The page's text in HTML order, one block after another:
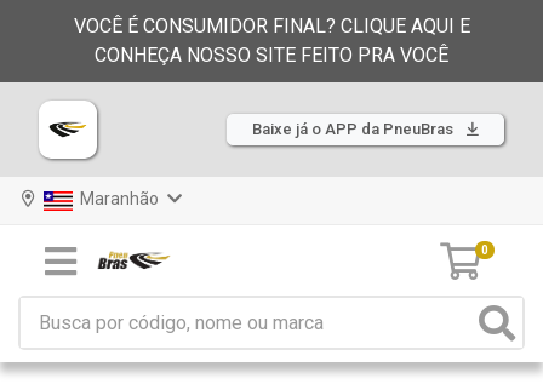
VOCÊ É CONSUMIDOR FINAL? CLIQUE AQUI E
CONHEÇA NOSSO SITE FEITO PRA VOCÊ
Baixe já o APP da PneuBras
Maranhão
0